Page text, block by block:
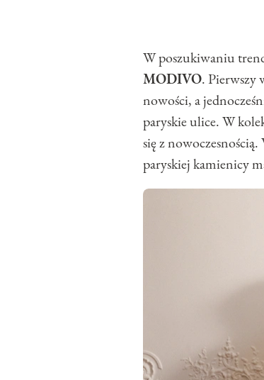
W poszukiwaniu
MODIVO. Pierwszy
nowości, a
paryskie ulice. W
się z
paryskiej kamienicy